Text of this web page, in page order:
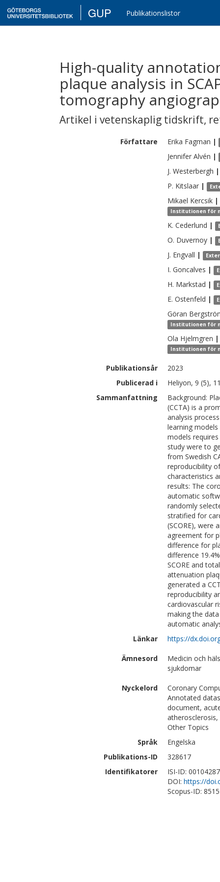
GUP Publikationslistor
High-quality
plaque analysis in
tomography
Artikel i vetenskaplig tidskrift,
Författare Erika Fagman |
Jennifer Alvén |
J. Westerbergh |
P. Kitslaar |
Mikael Kercsik |
Institutionen för
K. Cederlund |
O. Duvernoy |
J. Engvall |
I. Goncalves |
H. Markstad |
E. Ostenfeld |
Göran
Institutionen för
Ola Hjelmgren |
Institutionen för
Publikationsår
2023
Publicerad i
Heliyon, 9 (5),
Sammanfattning
Background:
(CCTA) is a
analysis
learning
models
study were to
from Swedish
reproducibility
characteristics
results: The
automatic
randomly
stratified for
(SCORE), were
agreement for
difference for
difference
SCORE and
attenuation
generated a
reproducibility
cardiovascular
making the
automatic
Länkar
https://
Ämnesord
Medicin och
sjukdomar
Nyckelord
Coronary
Annotated
document,
Other Topics
Språk
Engelska
Publikations-ID
328617
Identifikatorer
ISI-ID:
DOI: https://
Scopus-ID: